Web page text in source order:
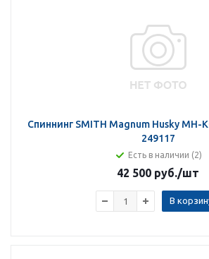
Спиннинг SMITH Magnum Husky MH-
249117
Есть в наличии (2)
42 500 руб./шт
В